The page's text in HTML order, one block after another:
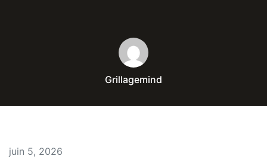
Grillagemind
juin 5, 2026